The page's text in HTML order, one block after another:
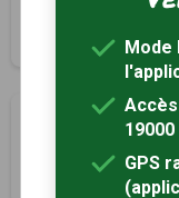
Leers, Nord (59)
11.5 km
Circuit du
8 km
Mode
GPS